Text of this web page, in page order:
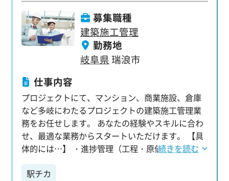
募集職種
建築施工管理
勤務地
岐阜県 瑞浪市
仕事内容
プロジェクトにて、マンション、商業施設、倉庫
など多岐にわたるプロジェクトの建築施工管理業
務をお任せします。 あなたの経験やスキルに合わ
せ、最適な業務からスタートいただけます。 【具
体的には…】 ・進捗管理（工程・原価・安全・品
質） ・クライアントとの打合せ ・施工図面の作
成・チェック・修正 ・人員・資材の手配 ・工程表
続きを読む
駅チカ